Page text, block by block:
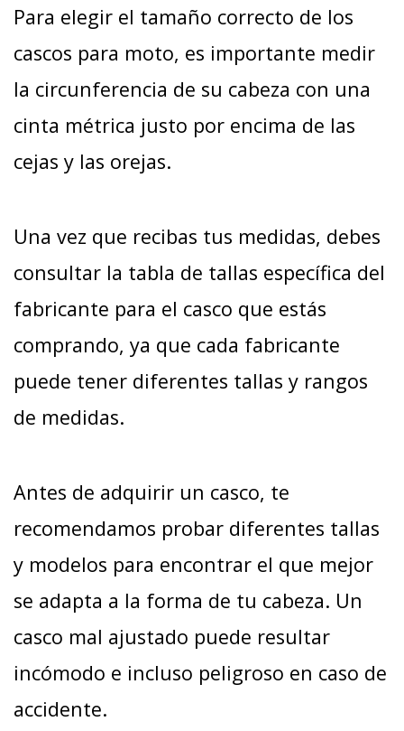
Para elegir el tamaño correcto de los
cascos para moto, es importante medir
la circunferencia de su cabeza con una
cinta métrica justo por encima de las
cejas y las orejas.
Una vez que recibas tus medidas, debes
consultar la tabla de tallas específica del
fabricante para el casco que estás
comprando, ya que cada fabricante
puede tener diferentes tallas y rangos
de medidas.
Antes de adquirir un casco, te
recomendamos probar diferentes tallas
y modelos para encontrar el que mejor
se adapta a la forma de tu cabeza. Un
casco mal ajustado puede resultar
incómodo e incluso peligroso en caso de
accidente.